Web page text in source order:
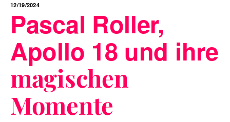
12/19/2024
Pascal Roller,
Apollo 18 und ihre
magischen
Momente